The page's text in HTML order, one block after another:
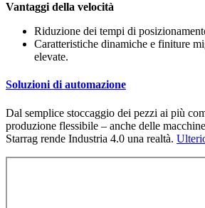
Vantaggi della velocità
Riduzione dei tempi di
Caratteristiche dinamiche e finiture
elevate.
Soluzioni di automazione
Dal semplice stoccaggio dei pezzi ai più
produzione flessibile – anche delle
Starrag rende Industria 4.0 una realtà.